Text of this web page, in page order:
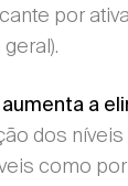
por
aumenta a
dos
como